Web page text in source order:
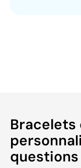
Bracelets
questions